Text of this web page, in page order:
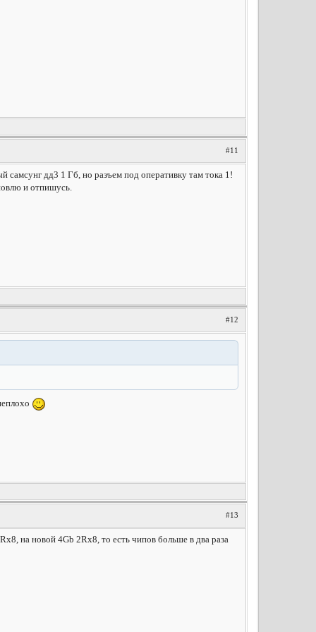
#11
самсунг дд3 1 Гб, но разъем под оперативку там тока 1!
и отпишусь.
#12
#13
на новой 4Gb 2Rx8, то есть чипов больше в два раза